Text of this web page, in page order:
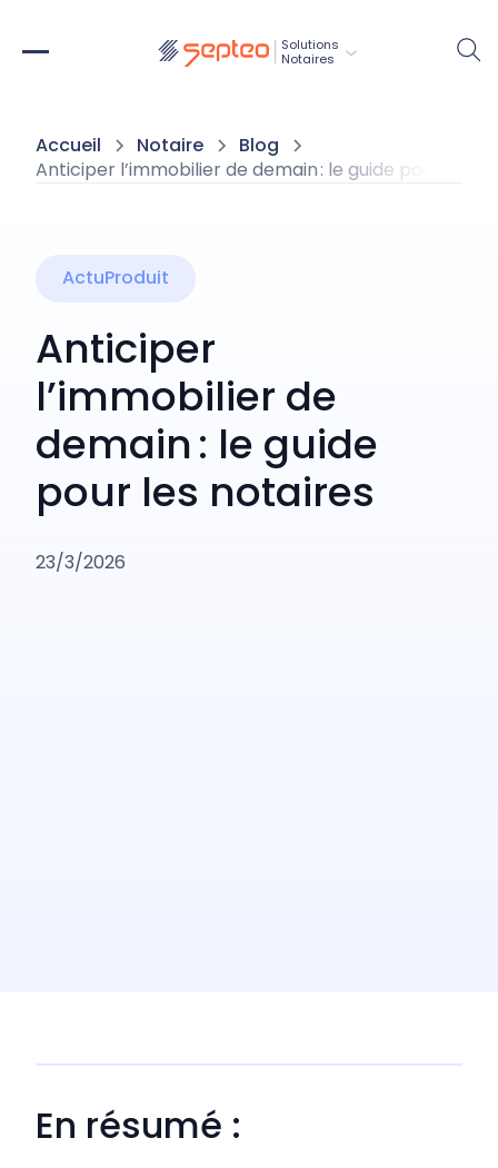
Solutions
Notaires
Accueil Notaire
Blog
Anticiper l’immobilier de demain : le guide pour les
ActuProduit
Anticiper
l’immobilier de
demain : le guide
pour les notaires
23/3/2026
En résumé :